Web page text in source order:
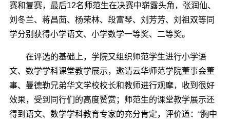
赛和复赛，最后12名师范生在决赛中崭露头角，张润仙、
刘冬兰、蒋昌茴、杨荣林、段富琴、刘芳芳、刘祖双等同
学分别获得小学语文、小学数学一等奖、二等奖。
在评选的基础上，学院又组织师范学生进行小学语
文、数学学科课堂教学展示，邀请云华师范学院董事会董
事、曼德勒兄弟华文学校校长和教师进行观摩，收到很好
效果，受到同行们的高度赞赏；师范生的课堂教学展示还
得到语文、数学学科教育专家的充分肯定，评价道：“胸中